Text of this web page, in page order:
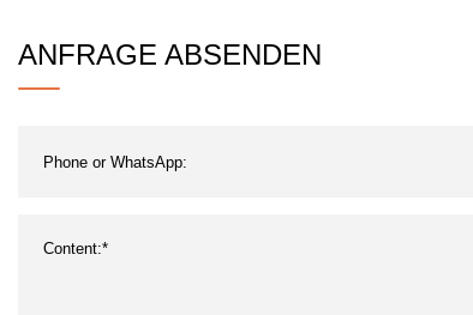
Konstanzheizung, eingebauter
ANFRAGE ABSENDEN